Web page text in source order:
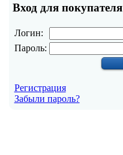
Вход для покупателя
Логин:
Пароль:
Регистрация
Забыли пароль?